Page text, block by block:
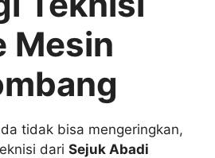
Mesin
tidak bisa mengeringkan,
dari Sejuk Abadi